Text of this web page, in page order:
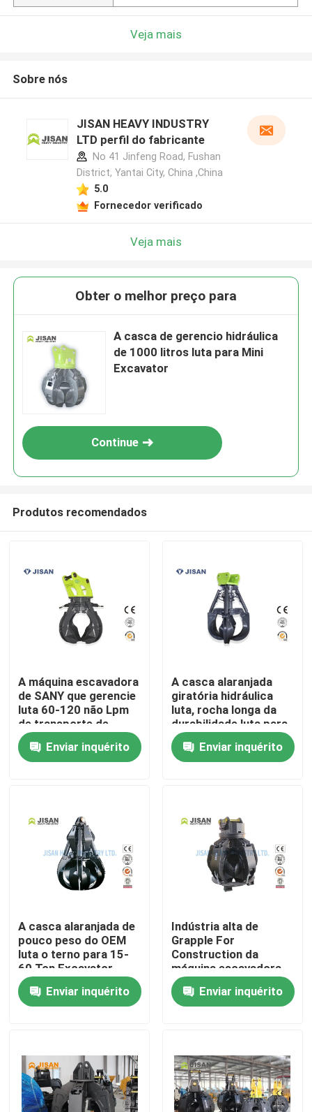
Casa
Produtos
Excursão da fábrica
Controle da qualidade
Contacte-nos
Peça umas citações
Disjuntor da rocha da máquina escavadora
disjuntor hidráulico da rocha
Veja mais
Sobre nós
JISAN HEAVY INDUSTRY
LTD perfil do fabricante
No 41 Jinfeng Road, Fushan
District, Yantai City, China ,China
5.0
Fornecedor verificado
Veja mais
Obter o melhor preço para
A casca de gerencio hidráulica
de 1000 litros luta para Mini
Excavator
Continue
Produtos recomendados
A máquina escavadora
de SANY que gerencie
luta 60-120 não Lpm
de transporte de
materiais maioria do
balançoEnviar inquérito
A casca alaranjada
giratória hidráulica
luta, rocha longa da
durabilidade luta para
a máquina escavadora
Enviar inquérito
A casca alaranjada de
pouco peso do OEM
luta o terno para 15-
60 Ton Excavator
Enviar inquérito
Indústria alta de
Grapple For
Construction da
máquina escavadora
do terno da
durabilidade e da
força 15-60
Enviar inquérito